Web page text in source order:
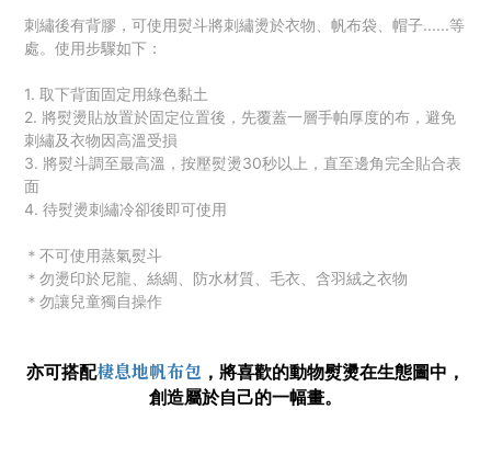
刺繡後有背膠，可使用熨斗將刺繡燙於衣物、帆布袋、帽子......等
處。使用步驟如下：
1. 取下背面固定用綠色黏土
2. 將熨燙貼放置於固定位置後，先覆蓋一層手帕厚度的布，避免
刺繡及衣物因高溫受損
3. 將熨斗調至最高溫，按壓熨燙30秒以上，直至邊角完全貼合表
面
4. 待熨燙刺繡冷卻後即可使用
＊不可使用蒸氣熨斗
＊勿燙印於尼龍、絲綢、防水材質 、毛衣
含羽絨之衣物
＊勿讓兒童獨自操作
亦可搭配棲息地帆布包 ， 將喜歡的動物熨燙在生態圖中，
創造屬於自己的一幅畫。